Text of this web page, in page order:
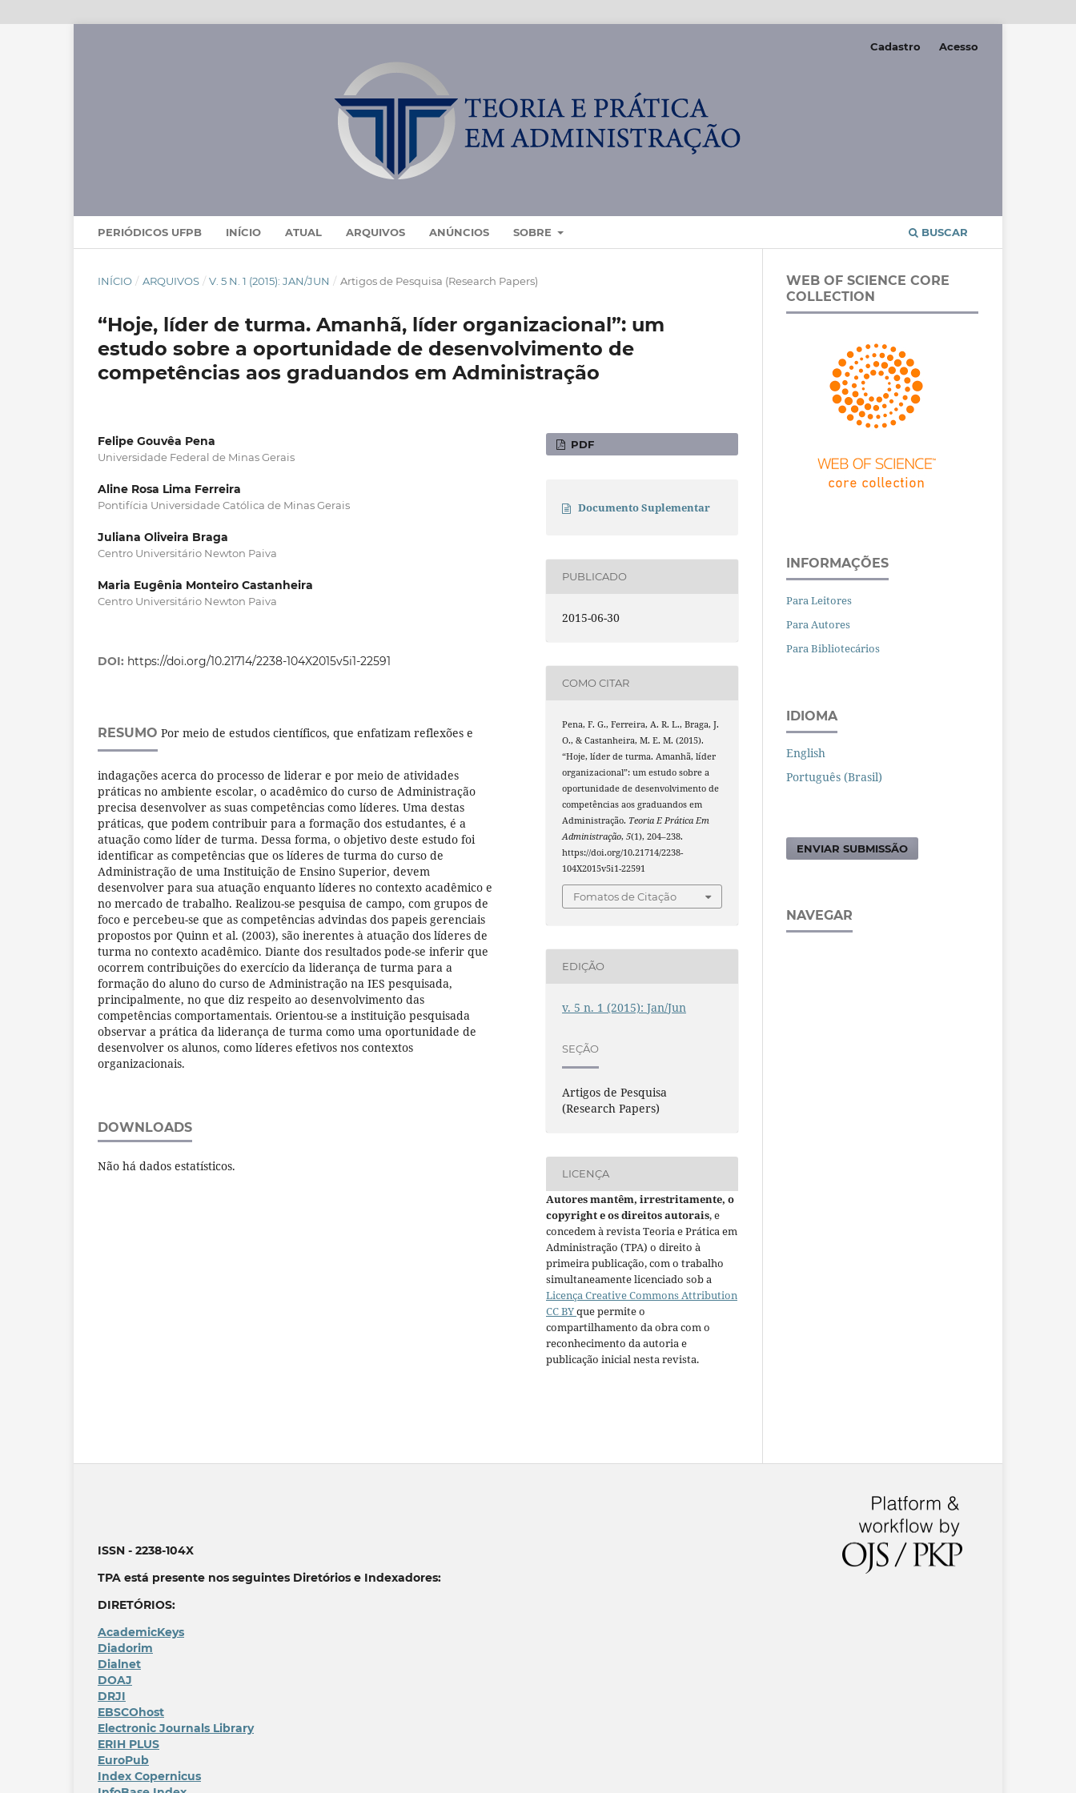
PERIÓDICOS UFPB INÍCIO ATUAL ARQUIVOS ANÚNCIOS SOBRE BUSCAR
Cadastro Acesso
INÍCIO / ARQUIVOS / V. 5 N. 1 (2015): JAN/JUN / Artigos de Pesquisa (Research Papers)
“Hoje, líder de turma. Amanhã, líder organizacional”: um
estudo sobre a oportunidade de desenvolvimento de
competências aos graduandos em Administração
Felipe Gouvêa Pena
Universidade Federal de Minas Gerais
Aline Rosa Lima Ferreira
Pontifícia Universidade Católica de Minas Gerais
Juliana Oliveira Braga
Centro Universitário Newton Paiva
Maria Eugênia Monteiro Castanheira
Centro Universitário Newton Paiva
DOI: https://doi.org/10.21714/2238-104X2015v5i1-22591
RESUMO Por meio de estudos científicos, que enfatizam reflexões e
indagações acerca do processo de liderar e por meio de atividades
práticas no ambiente escolar, o acadêmico do curso de Administração
precisa desenvolver as suas competências como líderes. Uma destas
práticas, que podem contribuir para a formação dos estudantes, é a
atuação como líder de turma. Dessa forma, o objetivo deste estudo foi
identificar as competências que os líderes de turma do curso de
Administração de uma Instituição de Ensino Superior, devem
desenvolver para sua atuação enquanto líderes no contexto acadêmico e
no mercado de trabalho. Realizou-se pesquisa de campo, com grupos de
foco e percebeu-se que as competências advindas dos papeis gerenciais
propostos por Quinn et al. (2003), são inerentes à atuação dos líderes de
turma no contexto acadêmico. Diante dos resultados pode-se inferir que
ocorrem contribuições do exercício da liderança de turma para a
formação do aluno do curso de Administração na IES pesquisada,
principalmente, no que diz respeito ao desenvolvimento das
competências comportamentais. Orientou-se a instituição pesquisada
observar a prática da liderança de turma como uma oportunidade de
desenvolver os alunos, como líderes efetivos nos contextos
organizacionais.
DOWNLOADS
Não há dados estatísticos.
PDF
Documento Suplementar
PUBLICADO
2015-06-30
COMO CITAR
Pena, F. G., Ferreira, A. R. L., Braga, J.
O., & Castanheira, M. E. M. (2015).
“Hoje, líder de turma. Amanhã, líder
organizacional”: um estudo sobre a
oportunidade de desenvolvimento de
competências aos graduandos em
Administração. Teoria E Prática Em
Administração,5(1), 204–238.
https://doi.org/10.21714/2238-
104X2015v5i1-22591
Fomatos de Citação
EDIÇÃO
v. 5 n. 1 (2015): Jan/Jun
SEÇÃO
Artigos de Pesquisa
(Research Papers)
LICENÇA
Autores mantêm, irrestritamente, o
copyright e os direitos autorais, e
concedem à revista Teoria e Prática em
Administração (TPA) o direito à
primeira publicação, com o trabalho
simultaneamente licenciado sob a
Licença Creative Commons Attribution
CC BYque permite o
compartilhamento da obra com o
reconhecimento da autoria e
publicação inicial nesta revista.
WEB OF SCIENCE CORE
COLLECTION
INFORMAÇÕES
Para Leitores
Para Autores
Para Bibliotecários
IDIOMA
English
Português (Brasil)
ENVIAR SUBMISSÃO
NAVEGAR
ISSN - 2238-104X
TPA está presente nos seguintes Diretórios e Indexadores:
DIRETÓRIOS:
AcademicKeys
Diadorim
Dialnet
DOAJ
DRJI
EBSCOhost
Electronic Journals Library
ERIH PLUS
EuroPub
Index Copernicus